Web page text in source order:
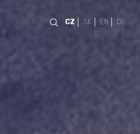
CZ SK EN DE